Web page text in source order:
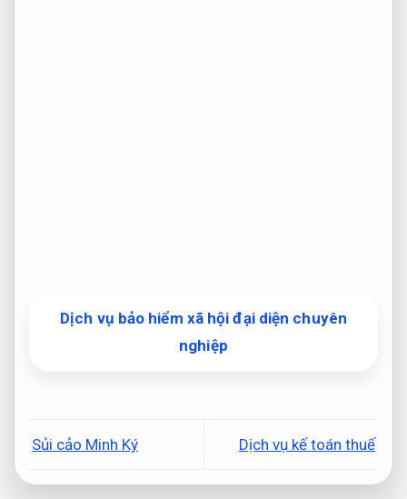
Dịch vụ bảo hiểm xã hội đại diện chuyên
nghiệp
Sủi cảo Minh Ký Dịch vụ kế toán thuế